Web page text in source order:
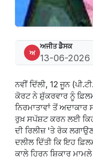
ਅ
ਅਜੀਤ ਡੈਸਕ
13-06-2026
ਨਵੀਂ ਦਿੱਲੀ, 12 ਜੂਨ
ਕੋਰਟ ਨੇ ਸ਼ੁੱਕਰਵਾਰ ਨੂੰ
ਨਿਰਮਾਤਾਵਾਂ ਤੋਂ ਅਦਾਕਾਰ
ਰੁਖ਼ ਸਪੱਸ਼ਟ ਕਰਨ ਲਈ
ਦੀ ਰਿਲੀਜ਼ 'ਤੇ ਰੋਕ
ਦਲੀਲ ਦਿੱਤੀ ਕਿ ਇਹ
ਕਾਲੇ ਹਿਰਨ ਸ਼ਿਕਾਰ